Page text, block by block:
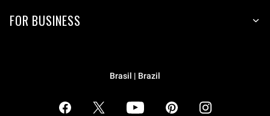
FOR BUSINESS
Brasil | Brazil